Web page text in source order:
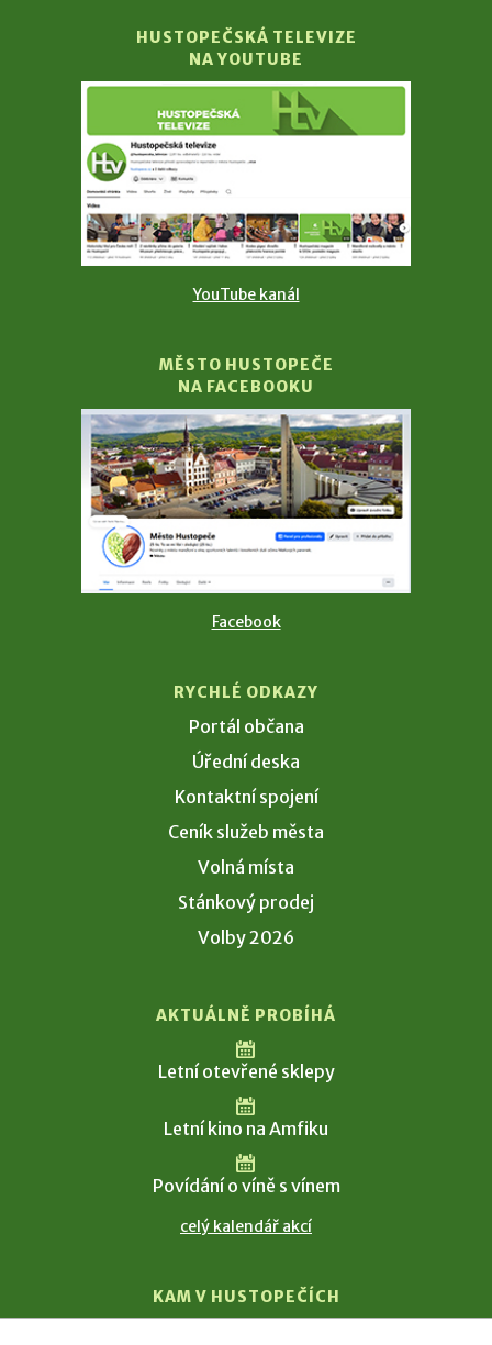
HUSTOPEČSKÁ TELEVIZE
NA YOUTUBE
YouTube kanál
MĚSTO HUSTOPEČE
NA FACEBOOKU
Facebook
RYCHLÉ ODKAZY
Portál občana
Úřední deska
Kontaktní spojení
Ceník služeb města
Volná místa
Stánkový prodej
Volby 2026
AKTUÁLNĚ PROBÍHÁ
Letní otevřené sklepy
Letní kino na Amfiku
Povídání o víně s vínem
celý kalendář akcí
KAM V HUSTOPEČÍCH